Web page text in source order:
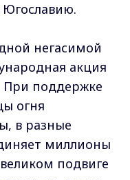
негасимой
акция
При поддержке
огня
в разные
миллионы
подвиге